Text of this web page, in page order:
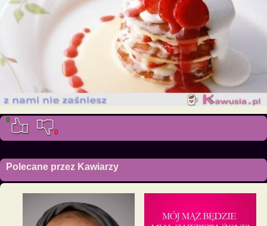
0
0
Polecane przez Kawiarzy